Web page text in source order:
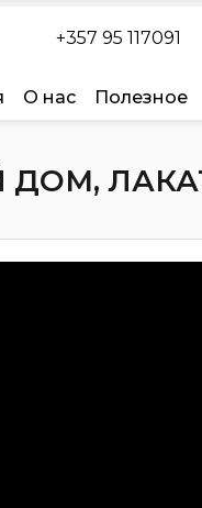
+357 95 117091
О нас Полезное